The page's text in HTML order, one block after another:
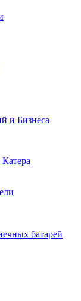
и Бизнеса
батарей